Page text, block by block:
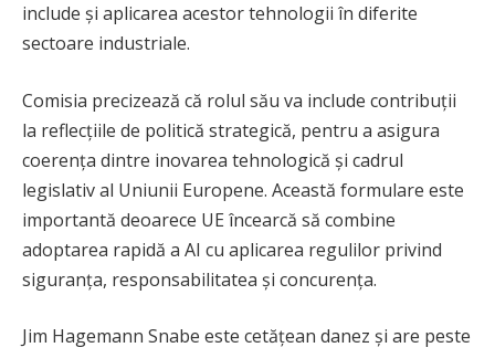
include și aplicarea acestor tehnologii în diferite
sectoare industriale.
Comisia precizează că rolul său va include contribuții
la reflecțiile de politică strategică, pentru a asigura
coerența dintre inovarea tehnologică și cadrul
legislativ al Uniunii Europene. Această formulare este
importantă deoarece UE încearcă să combine
adoptarea rapidă a AI cu aplicarea regulilor privind
siguranța, responsabilitatea și concurența.
Jim Hagemann Snabe este cetățean danez și are peste